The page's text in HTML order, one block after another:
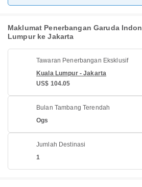
Maklumat Penerbangan Garuda
Lumpur ke Jakarta
Tawaran Penerbangan Eksklusif
Kuala Lumpur - Jakarta
US$ 104.05
Bulan Tambang Terendah
Ogs
Jumlah Destinasi
1